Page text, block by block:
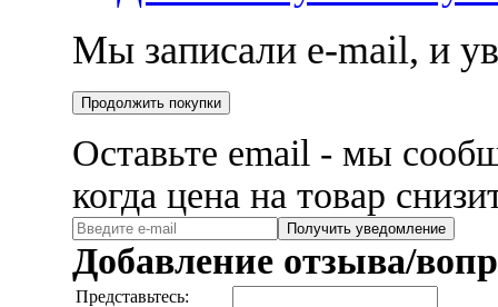
Мы записали e-mail, и
Продолжить покупки
Оставьте email - мы
когда цена на товар
Получить уведомление
Добавление отзыва/
Представьтесь: